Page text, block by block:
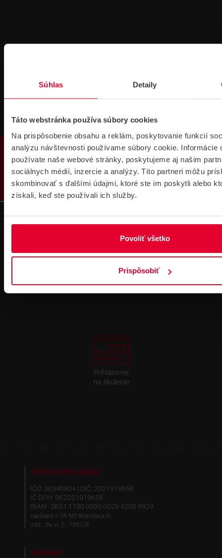
Súhlas Detaily
Táto webstránka používa súbory cookies
Na prispôsobenie obsahu a reklám, poskytovanie funkcií
analýzu návštevnosti používame súbory cookie. Informácie
používate naše webové stránky, poskytujeme aj našim
sociálnych médií, inzercie a analýzy. Títo partneri môžu
skombinovať s ďalšími údajmi, ktoré ste im poskytli alebo
získali, keď ste používali ich služby.
Povoliť všetko
Prispôsobiť
PRODUKTY
Technická
Podpora cez
TeamViewer
Súbory
na stiahnutie
Pre zákazníkov s rámovcovou zmluvou pri
DOPRAVA ZADARMO
Prihlásenie
na školenie
Fakturačné údaje
IČO: 36340804 | DIČ: 2021919658
IČ DPH: SK2021919658
IBAN : SK51 1100 0000 0029 4205 9929
zapísané v OR MS Bratislava III,
odd.: Sa, vl. č.: 7597/B
Kontakt